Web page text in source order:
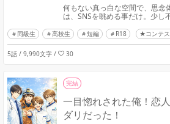
何もない真っ白な空間で、思念
は、SNSを眺める事だけ。少し
同級生 高校生 短編 R18 ★コンテス
5話 / 9,990文字 / 30
完結
一目惚れされた俺！恋
ダリだった！